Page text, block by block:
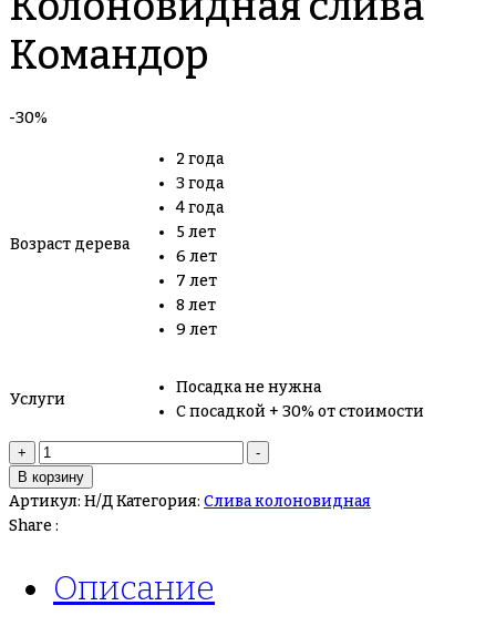
Командор
-30%
Возраст дерева
2 года
3 года
4 года
5 лет
6 лет
7 лет
8 лет
9 лет
Услуги
Посадка не нужна
С посадкой + 30% от стоимости
+
Количество
товара
Колоновидная
слива
-
В корзину
Артикул: Н/ДКатегория: Слива колоновидная
Share :
Описание